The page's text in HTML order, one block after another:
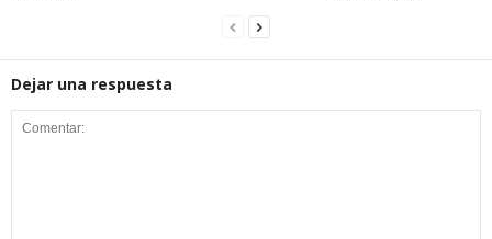
Dejar una respuesta